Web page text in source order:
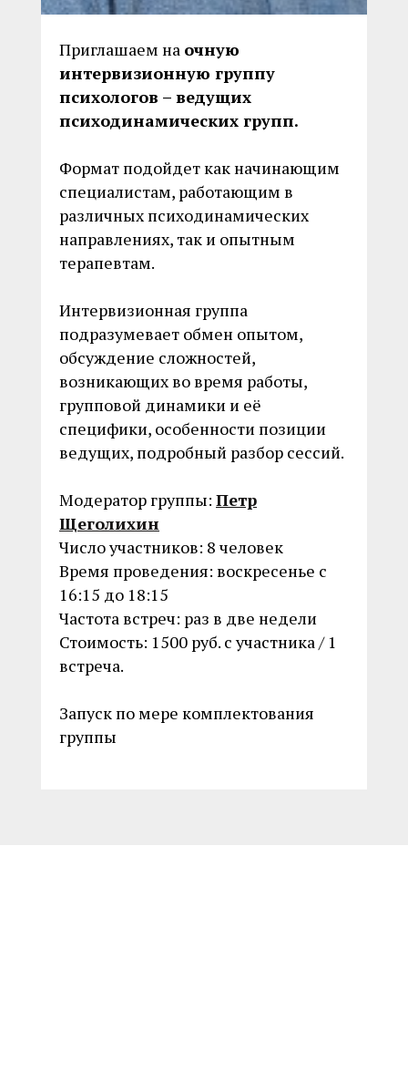
Приглашаем на очную
интервизионную группу
психологов – ведущих
психодинамических групп.
Формат подойдет как начинающим
специалистам, работающим в
различных психодинамических
направлениях, так и опытным
терапевтам.
Интервизионная группа
подразумевает обмен опытом,
обсуждение сложностей,
возникающих во время работы,
групповой динамики и её
специфики, особенности позиции
ведущих, подробный разбор сессий.
Модератор группы: Петр
Щеголихин
Число участников: 8 человек
Время проведения: воскресенье с
16:15 до 18:15
Частота встреч: раз в две недели
Стоимость: 1500 руб. с участника / 1
встреча.
Запуск по мере комплектования
группы